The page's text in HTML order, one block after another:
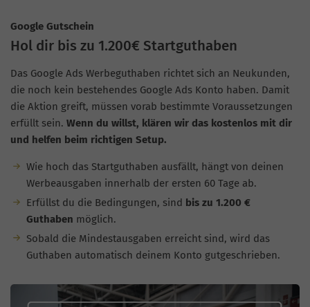
Google Gutschein
Hol dir bis zu 1.200€ Startguthaben
Das Google Ads Werbeguthaben richtet sich an Neukunden,
die noch kein bestehendes Google Ads Konto haben. Damit
die Aktion greift, müssen vorab bestimmte Voraussetzungen
erfüllt sein. Wenn du willst, klären wir das kostenlos mit dir
und helfen beim richtigen Setup.
Wie hoch das Startguthaben ausfällt, hängt von deinen
Werbeausgaben innerhalb der ersten 60 Tage ab.
Erfüllst du die Bedingungen, sind bis zu 1.200 €
Guthaben möglich.
Sobald die Mindestausgaben erreicht sind, wird das
Guthaben automatisch deinem Konto gutgeschrieben.